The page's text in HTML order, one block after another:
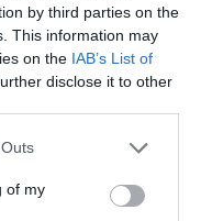
by third parties on the
This information may
on the IAB’s List of
disclose it to other
one or more Google
You may click to
its third-party tags to
of myτώρα στη Σκύρο